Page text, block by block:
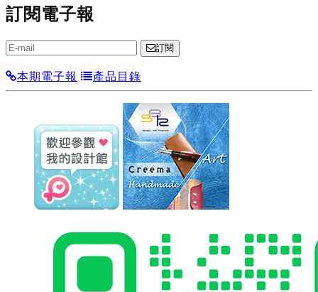
訂閱電子報
訂閱
本期電子報 產品目錄